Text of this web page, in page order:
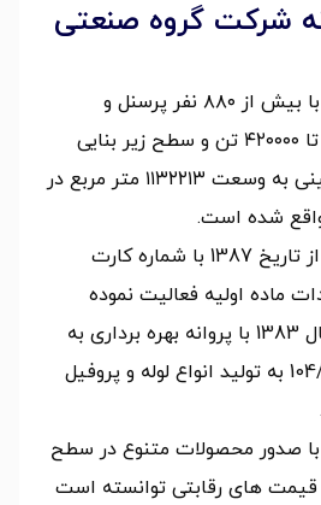
شرکت گروه صنعتی
گروه صنعتی سپاهان با بیش از ۸۸۰ نفر پرسنل و
ظرفیت تولید سالیانه تا ۴۲۰۰۰۰ تن و سطح زیر بنایی
۵۵۰۰۰ متر مربع در زمینی به وسعت ۱۱۳۲۲۱۳ متر مربع در
شده است.
گروه صنعتی سپاهان از تاریخ 1387 با شماره کارت
واردات ماده اولیه فعالیت نموده
است و همچنین از سال 1383 با پروانه بهره برداری به
شماره 104/16829/1320215 به تولید انواع لوله و پروفیل
صدور محصولات متنوع در سطح
قیمت های رقابتی توانسته است